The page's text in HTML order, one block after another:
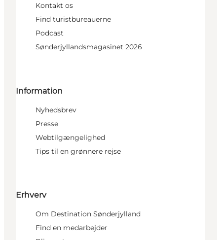
Kontakt os
Find turistbureauerne
Podcast
Sønderjyllandsmagasinet 2026
Information
Nyhedsbrev
Presse
Webtilgængelighed
Tips til en grønnere rejse
Erhverv
Om Destination Sønderjylland
Find en medarbejder